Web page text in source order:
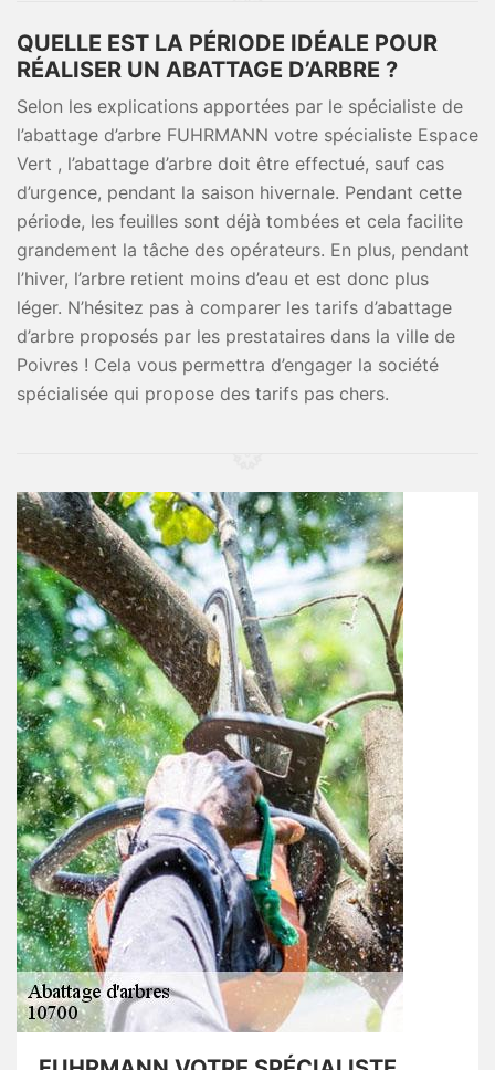
QUELLE EST LA PÉRIODE IDÉALE POUR
RÉALISER UN ABATTAGE D’ARBRE ?
Selon les explications apportées par le spécialiste de
l’abattage d’arbre FUHRMANN votre spécialiste Espace
Vert , l’abattage d’arbre doit être effectué, sauf cas
d’urgence, pendant la saison hivernale. Pendant cette
période, les feuilles sont déjà tombées et cela facilite
grandement la tâche des opérateurs. En plus, pendant
l’hiver, l’arbre retient moins d’eau et est donc plus
léger. N’hésitez pas à comparer les tarifs d’abattage
d’arbre proposés par les prestataires dans la ville de
Poivres ! Cela vous permettra d’engager la société
spécialisée qui propose des tarifs pas chers.